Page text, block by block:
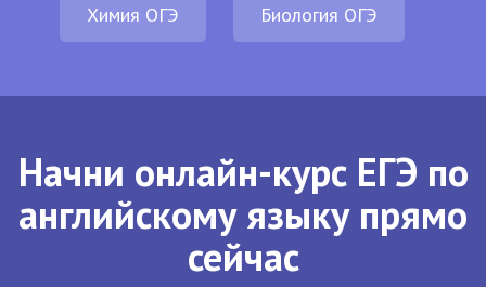
Химия ОГЭ Биология ОГЭ
Начни онлайн-курс ЕГЭ по
английскому языку прямо
сейчас